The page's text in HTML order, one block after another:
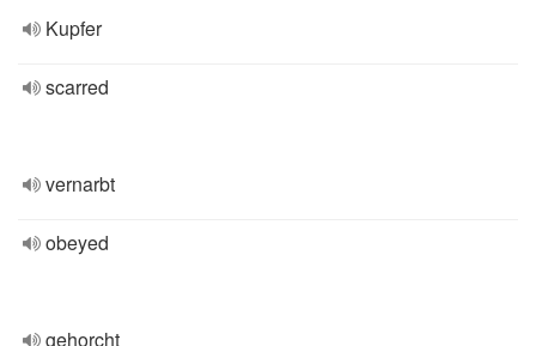
Kupfer
scarred
vernarbt
obeyed
gehorcht